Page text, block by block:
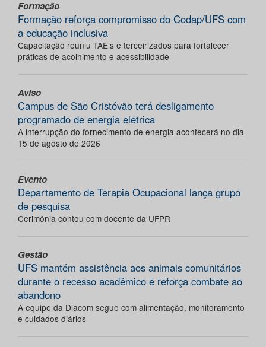
Formação
Formação reforça compromisso do Codap/UFS com
a educação inclusiva
Capacitação reuniu TAE’s e terceirizados para fortalecer
práticas de acolhimento e acessibilidade
Aviso
Campus de São Cristóvão terá desligamento
programado de energia elétrica
A interrupção do fornecimento de energia acontecerá no dia
15 de agosto de 2026
Evento
Departamento de Terapia Ocupacional lança grupo
de pesquisa
Cerimônia contou com docente da UFPR
Gestão
UFS mantém assistência aos animais comunitários
durante o recesso acadêmico e reforça combate ao
abandono
A equipe da Diacom segue com alimentação, monitoramento
e cuidados diários